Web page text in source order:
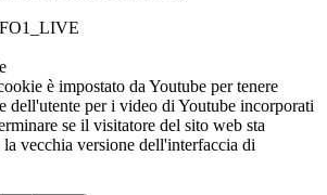
è impostato da Youtube per tenere
dell'utente per i video di Youtube incorporati
se il visitatore del sito web sta
vecchia versione dell'interfaccia di